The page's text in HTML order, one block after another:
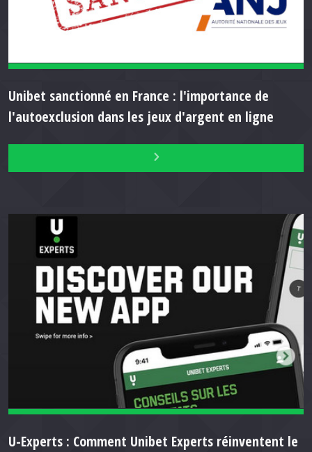
Unibet sanctionné en France : l'importance de
l'autoexclusion dans les jeux d'argent en ligne
U-Experts : Comment Unibet Experts réinventent le